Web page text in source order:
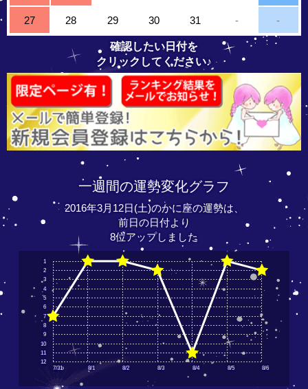
27 28 29 30 31 - -
確認したい日付を
クリックしてください♪
一週間の運勢変化グラフ
2016年3月12日(土)のかに座の運勢は、
前日の日付より
8位アップしました
7/31 8/1 8/2 8/3 8/4 8/5 8/6
12
11
10
9
8
7
6
5
4
3
2
1